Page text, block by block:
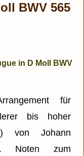
BWV 565
in D Moll BWV
für
bis hoher
von Johann
Noten zum